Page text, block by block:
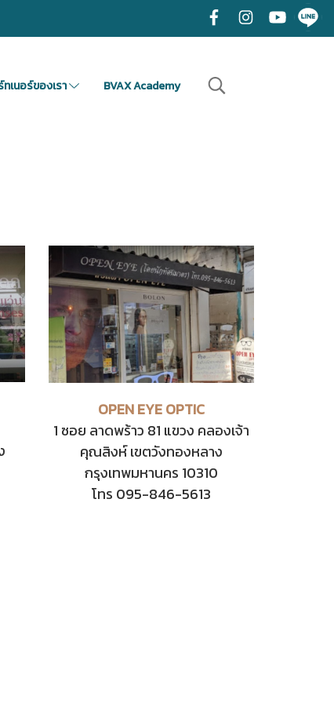
ทเนอร์ของเรา BVAX Academy
OPEN EYE OPTIC
1 ซอย ลาดพร้าว 81 แขวง คลองเจ้า
คุณสิงห์ เขตวังทองหลาง
กรุงเทพมหานคร 10310
โทร 095-846-5613